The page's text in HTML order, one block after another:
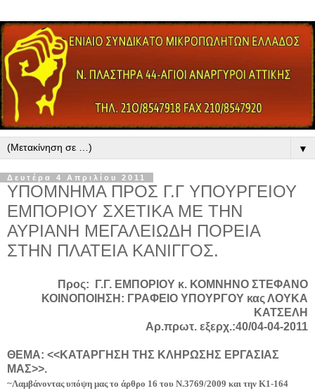
▼
Δευτέρα 4 Απριλίου 2011
ΥΠΟΜΝΗΜΑ ΠΡΟΣ Γ.Γ ΥΠΟΥΡΓΕΙΟΥ
ΕΜΠΟΡΙΟΥ ΣΧΕΤΙΚΑ ΜΕ ΤΗΝ
ΑΥΡΙΑΝΗ ΜΕΓΑΛΕΙΩΔΗ ΠΟΡΕΙΑ
ΣΤΗΝ ΠΛΑΤΕΙΑ ΚΑΝΙΓΓΟΣ.
Προς:
Γ.Γ. ΕΜΠΟΡΙΟΥ κ. ΚΟΜΝΗΝΟ ΣΤΕΦΑΝΟ
ΚΟΙΝΟΠΟΙΗΣΗ: ΓΡΑΦΕΙΟ ΥΠΟΥΡΓΟΥ κας ΛΟΥΚΑ
ΚΑΤΣΕΛΗ
Αρ.πρωτ. εξερχ.:40/04-04-2011
ΘΕΜΑ: <<ΚΑΤΑΡΓΗΣΗ ΤΗΣ ΚΛΗΡΩΣΗΣ ΕΡΓΑΣΙΑΣ
ΜΑΣ>>.
~Λαμβάνοντας υπόψη μας το άρθρο 16 του Ν.3769/2009 και την Κ1-164